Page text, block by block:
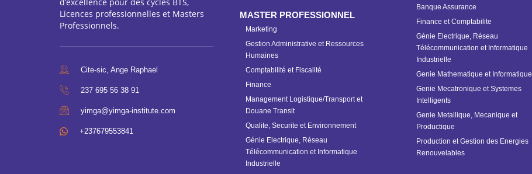
Licences professionnelles et Masters
Professionnels.
Cite-sic, Ange Raphael
237 695 56 38 91
yimga@yimga-institute.com
+237679553841
MASTER PROFESSIONNEL
Marketing
Gestion Administrative et Ressources
Humaines
Comptabilité et Fiscalité
Finance
Management Logistique/Transport et
Douane Transit
Qualite, Securite et Environnement
Génie Electrique, Réseau
Télécommunication et Informatique
Industrielle
Banque Assurance
Finance et Comptabilite
Génie Electrique, Réseau
Télécommunication et Informatique
Industrielle
Genie Mathematique et Informatique
Genie Mecatronique et Systemes
Intelligents
Genie Metallique, Mecanique et
Productique
Production et Gestion des Energies
Renouvelables